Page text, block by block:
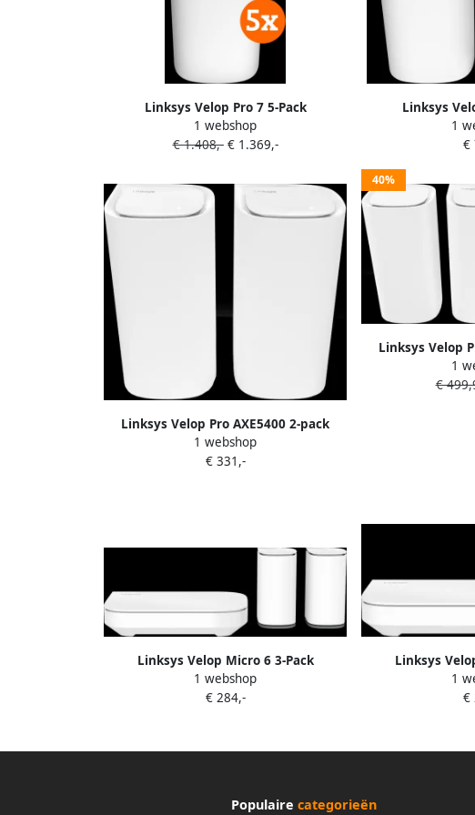
Linksys Velop Pro 7 5-Pack
1 webshop
€ 1.408,-€ 1.369,-
Linksys
1
€
Linksys Velop Pro AXE5400 2-pack
1 webshop
€ 331,-
40%
Linksys Velop
1
€
Linksys Velop Micro 6 3-Pack
1 webshop
€ 284,-
Linksys
1
€
Populaire categorieën